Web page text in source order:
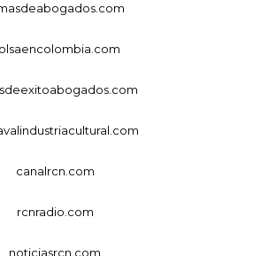
canalrcn.com
rcnradio.com
noticiasrcn.com